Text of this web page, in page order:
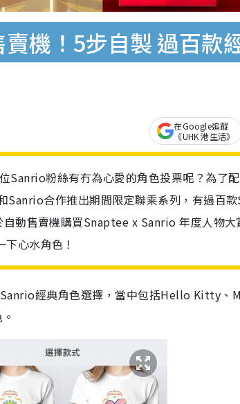
機！5步自製 過百款
在Google追蹤
《UHK 港生活》
Sanrio粉絲有冇為心愛的角色投票呢？為了
合作推出期間限定聯乘系列，有過百
動售賣機購買Snaptee x Sanrio 年度人物
心水角色！
經典角色選擇，當中包括Hello Kitty